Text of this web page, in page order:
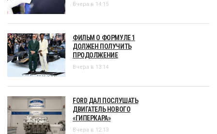
Вчера в 14:15
ФИЛЬМ О ФОРМУЛЕ 1
ДОЛЖЕН ПОЛУЧИТЬ
ПРОДОЛЖЕНИЕ
Вчера в 13:14
FORD ДАЛ ПОСЛУШАТЬ
ДВИГАТЕЛЬ НОВОГО
«ГИПЕРКАРА»
Вчера в 12:13